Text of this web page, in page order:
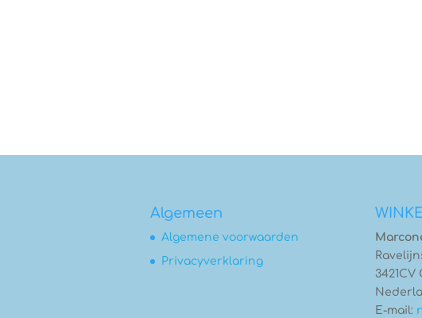
Algemeen
Algemene voorwaarden
Privacyverklaring
E-mail: